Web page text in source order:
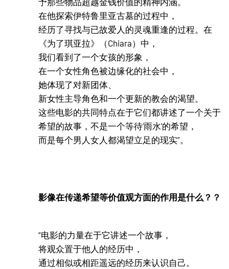
在他探索伊特鲁里亚古墓的过程中，
经历了寻找与已故爱人的灵魂重逢的过程。在
《为了琪亚拉》（Chiara）中，
我们看到了一个女孩的形象，
在一个女性角色被边缘化的社会中，
她体现了对新团体、
新女性主导角色和一个更新的教会的渴望。
这些电影的共同特点在于它们都讲述了一个关于
希望的故事，不是一个等待‘雨水’的希望，
而是每个男人女人都渴望立足的现实”。
影像在传递希望等价值观方面的作用是什么？？
“电影的力量在于它讲述一个故事，
将观众置于他人的经历中，
通过相似或相距遥远的经历来认识自己。